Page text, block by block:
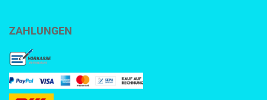
ZAHLUNGEN